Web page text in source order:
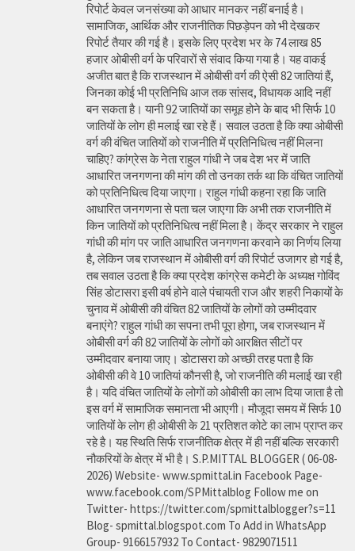
रिपोर्ट केवल जनसंख्या को आधार मानकर नहीं बनाई है।
सामाजिक, आर्थिक और राजनीतिक पिछड़ेपन को भी देखकर
रिपोर्ट तैयार की गई है। इसके लिए प्रदेश भर के 74 लाख 85
हजार ओबीसी वर्ग के परिवारों से संवाद किया गया है। यह वाकई
अजीत बात है कि राजस्थान में ओबीसी वर्ग की ऐसी 82 जातियां हैं,
जिनका कोई भी प्रतिनिधि आज तक सांसद, विधायक आदि नहीं
बन सकता है। यानी 92 जातियों का समूह होने के बाद भी सिर्फ 10
जातियों के लोग ही मलाई खा रहे हैं। सवाल उठता है कि क्या ओबीसी
वर्ग की वंचित जातियों को राजनीति में प्रतिनिधित्व नहीं मिलना
चाहिए? कांग्रेस के नेता राहुल गांधी ने जब देश भर में जाति
आधारित जनगणना की मांग की तो उनका तर्क था कि वंचित जातियों
को प्रतिनिधित्व दिया जाएगा। राहुल गांधी कहना रहा कि जाति
आधारित जनगणना से पता चल जाएगा कि अभी तक राजनीति में
किन जातियों को प्रतिनिधित्व नहीं मिला है। केंद्र सरकार ने राहुल
गांधी की मांग पर जाति आधारित जनगणना करवाने का निर्णय लिया
है, लेकिन जब राजस्थान में ओबीसी वर्ग की रिपोर्ट उजागर हो गई है,
तब सवाल उठता है कि क्या प्रदेश कांग्रेस कमेटी के अध्यक्ष गोविंद
सिंह डोटासरा इसी वर्ष होने वाले पंचायती राज और शहरी निकायों के
चुनाव में ओबीसी की वंचित 82 जातियों के लोगों को उम्मीदवार
बनाएंगे? राहुल गांधी का सपना तभी पूरा होगा, जब राजस्थान में
ओबीसी वर्ग की 82 जातियों के लोगों को आरक्षित सीटों पर
उम्मीदवार बनाया जाए। डोटासरा को अच्छी तरह पता है कि
ओबीसी की वे 10 जातियां कौनसी है, जो राजनीति की मलाई खा रही
है। यदि वंचित जातियों के लोगों को ओबीसी का लाभ दिया जाता है तो
इस वर्ग में सामाजिक समानता भी आएगी। मौजूदा समय में सिर्फ 10
जातियों के लोग ही ओबीसी के 21 प्रतिशत कोटे का लाभ प्राप्त कर
रहे है। यह स्थिति सिर्फ राजनीतिक क्षेत्र में ही नहीं बल्कि सरकारी
नौकरियों के क्षेत्र में भी है। S.P.MITTAL BLOGGER ( 06-08-
2026) Website- www.spmittal.in Facebook Page-
www.facebook.com/SPMittalblog Follow me on
Twitter- https://twitter.com/spmittalblogger?s=11
Blog- spmittal.blogspot.com To Add in WhatsApp
Group- 9166157932 To Contact- 9829071511